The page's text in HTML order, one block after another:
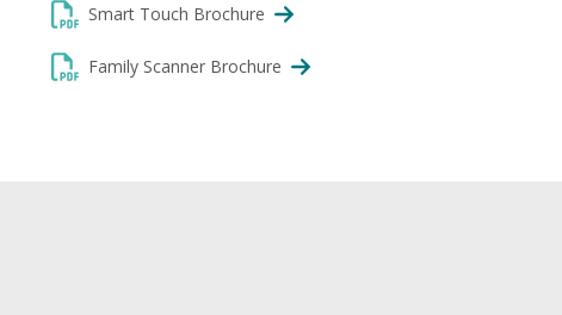
Smart Touch Brochure
Family Scanner Brochure